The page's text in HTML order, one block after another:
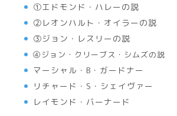
①エドモンド・ハレーの説
②レオンハルト・オイラーの説
③ジョン・レスリーの説
④ジョン・クリーブス・シムズの説
マーシャル・B・ガードナー
リチャード・S・シェイヴァー
レイモンド・バーナード